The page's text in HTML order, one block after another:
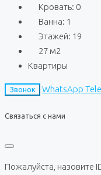
Кровать: 0
Ванна: 1
Этажей: 19
27 м2
Квартиры
Звонок WhatsApp
Связаться с нами
Пожалуйста, назовите